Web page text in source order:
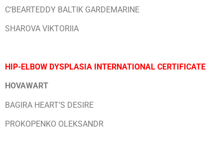
C’BEARTEDDY BALTIK GARDEMARINE
SHAROVA VIKTORIIA
HIP-ELBOW DYSPLASIA INTERNATIONAL CERTIFICATE
HOVAWART
BAGIRA HEART’S DESIRE
PROKOPENKO OLEKSANDR